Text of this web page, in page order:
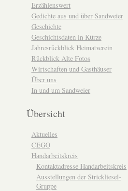
Erzählenswert
Gedichte aus und über Sandweier
Geschichte
Geschichtsdaten in Kürze
Jahresrückblick Heimatverein
Rückblick Alte Fotos
Wirtschaften und Gasthäuser
Über uns
In und um Sandweier
Übersicht
Aktuelles
CEGO
Handarbeitskreis
Kontaktadresse Handarbeitskreis
Ausstellungen der Strickliesel-
Gruppe